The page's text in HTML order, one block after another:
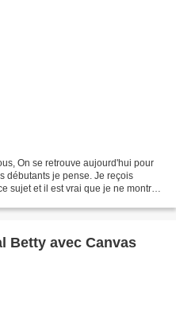
On se retrouve aujourd'hui pour
débutants je pense. Je reçois
sujet et il est vrai que je ne montre
Betty avec Canvas